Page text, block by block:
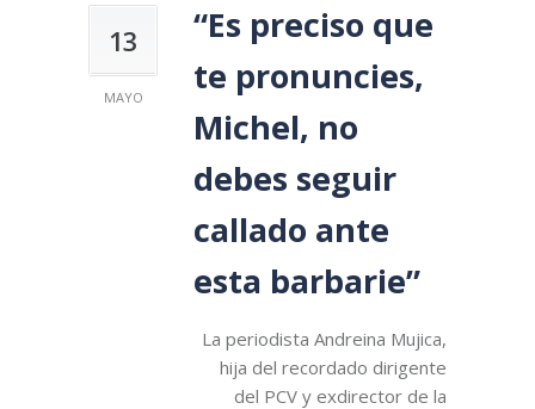
13
MAYO
“Es preciso que
te pronuncies,
Michel, no
debes seguir
callado ante
esta barbarie”
La periodista Andreina Mujica,
hija del recordado dirigente
del PCV y exdirector de la